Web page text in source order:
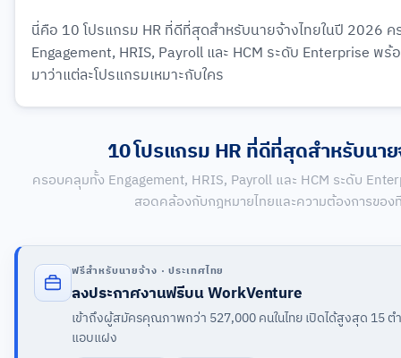
นี่คือ 10 โปรแกรม HR ที่ดีที่สุดสำหรับนายจ้างไทยในปี 2026
Engagement, HRIS, Payroll และ HCM ระดับ Enterprise พ
มาว่าแต่ละโปรแกรมเหมาะกับใคร
10 โปรแกรม HR ที่ดีที่สุดสำหรับนาย
ครอบคลุมทั้ง Engagement, HRIS, Payroll และ HCM ระดับ
สอดคล้องกับกฎหมายไทยและความต้องการของ
ฟรีสำหรับนายจ้าง · ประเทศไทย
ลงประกาศงานฟรีบน WorkVenture
เข้าถึงผู้สมัครคุณภาพกว่า 527,000 คนในไทย เปิดได้สูงสุด 15 ต
แอบแฝง